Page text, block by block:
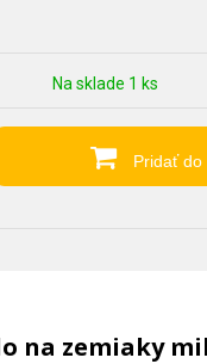
Na sklade 1 ks
Pridať do
na zemiaky